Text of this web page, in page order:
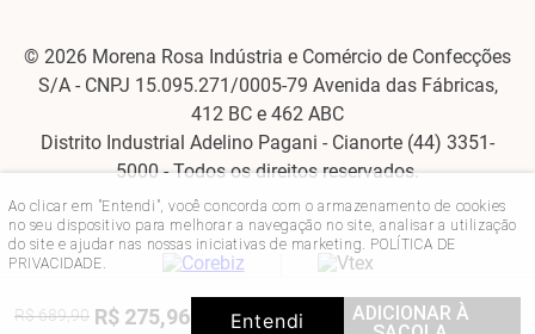
Ao clicar em "Entendi", você concorda com o armazenamento de cookies
no seu dispositivo para melhorar a navegação no site, analisar a utilização
do site e ajudar nas nossas iniciativas de marketing. POLÍTICA DE
PRIVACIDADE.
Entendi
R$689,90 R$ 275,96 60% OFF
ADICIONAR À
© 2026 Morena Rosa Indústria e Comércio de Confecções
S/A - CNPJ 15.095.271/0005-79 Avenida das Fábricas,
412 BC e 462 ABC
Distrito Industrial Adelino Pagani - Cianorte (44) 3351-
5000 - Todos os direitos reservados.